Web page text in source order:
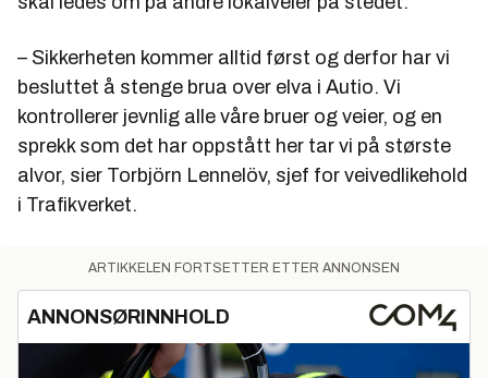
– Sikkerheten kommer alltid først og derfor har vi
besluttet å stenge brua over elva i Autio. Vi
kontrollerer jevnlig alle våre bruer og veier, og en
sprekk som det har oppstått her tar vi på største
alvor, sier Torbjörn Lennelöv, sjef for veivedlikehold
i Trafikverket.
ARTIKKELEN FORTSETTER ETTER ANNONSEN
ANNONSØRINNHOLD